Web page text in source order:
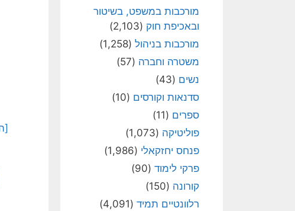
מורכבות במשפט, בשיטור
ובאכיפת חוק (2,103)
מורכבות בניהול (1,258)
משטרה וחברה (57)
נשים (43)
סדנאות וקורסים (10)
ספרים (11)
פוליטיקה (1,073)
פנחס יחזקאלי (1,986)
פרקי לימוד (90)
קורונה (150)
רלוונטיים תמיד (4,091)